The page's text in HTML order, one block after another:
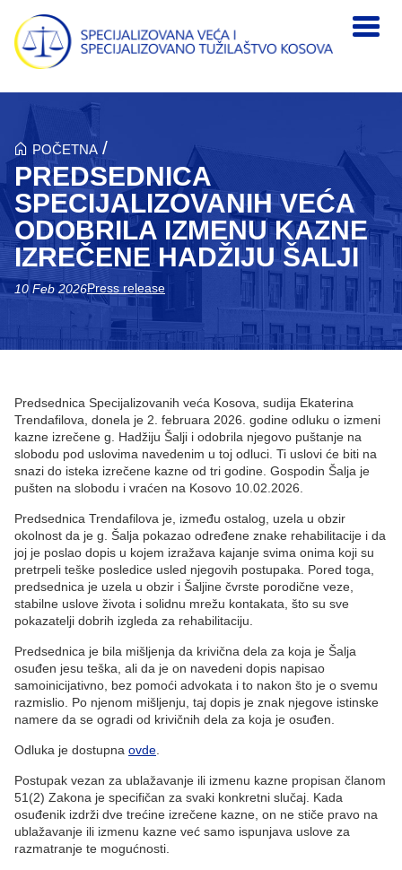
Skip to main content
POČETNA /
PREDSEDNICA
SPECIJALIZOVANIH VEĆA
ODOBRILA IZMENU KAZNE
IZREČENE HADŽIJU ŠALJI
10 Feb 2026Press release
Predsednica Specijalizovanih veća Kosova, sudija Ekaterina
Trendafilova, donela je 2. februara 2026. godine odluku o izmeni
kazne izrečene g. Hadžiju Šalji i odobrila njegovo puštanje na
slobodu pod uslovima navedenim u toj odluci. Ti uslovi će biti na
snazi do isteka izrečene kazne od tri godine. Gospodin Šalja je
pušten na slobodu i vraćen na Kosovo 10.02.2026.
Predsednica Trendafilova je, između ostalog, uzela u obzir
okolnost da je g. Šalja pokazao određene znake rehabilitacije i da
joj je poslao dopis u kojem izražava kajanje svima onima koji su
pretrpeli teške posledice usled njegovih postupaka. Pored toga,
predsednica je uzela u obzir i Šaljine čvrste porodične veze,
stabilne uslove života i solidnu mrežu kontakata, što su sve
pokazatelji dobrih izgleda za rehabilitaciju.
Predsednica je bila mišljenja da krivična dela za koja je Šalja
osuđen jesu teška, ali da je on navedeni dopis napisao
samoinicijativno, bez pomoći advokata i to nakon što je o svemu
razmislio. Po njenom mišljenju, taj dopis je znak njegove istinske
namere da se ogradi od krivičnih dela za koja je osuđen.
Odluka je dostupna ovde
Postupak vezan za ublažavanje ili izmenu kazne propisan članom
51(2) Zakona je specifičan za svaki konkretni slučaj. Kada
osuđenik izdrži dve trećine izrečene kazne, on ne stiče pravo na
ublažavanje ili izmenu kazne već samo ispunjava uslove za
razmatranje te mogućnosti.